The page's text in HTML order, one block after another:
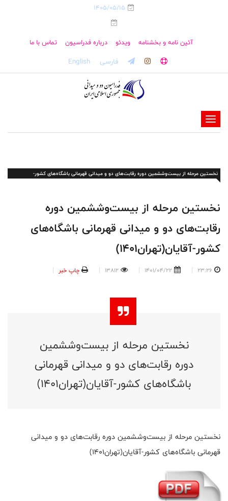
1405/05/15
آئین نامه و بخشنامه ویدئو درباره فدراسیون تماس با ما
فارسی English
-
-
-
نخستین مرحله از بیست‌وششمین دوره رقابت‌های دو و میدانی قهرمانی باشگاه‌های کشور-
نخستین مرحله از بیست‌وششمین دوره
رقابت‌های دو و میدانی قهرمانی باشگاه‌های
کشور-آقایان(تهران1401)
23:26
1401/04/22
13812 چاپ خبر
نخستین مرحله از بیست‌وششمین
دوره رقابت‌های دو و میدانی قهرمانی
باشگاه‌های کشور-آقایان(تهران1401)
نخستین مرحله از بیست‌وششمین دوره رقابت‌های دو و میدانی
قهرمانی باشگاه‌های کشور-آقایان(تهران1401)